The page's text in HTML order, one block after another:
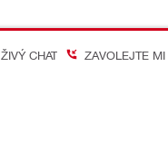
ŽIVÝ CHAT ZAVOLEJTE MI